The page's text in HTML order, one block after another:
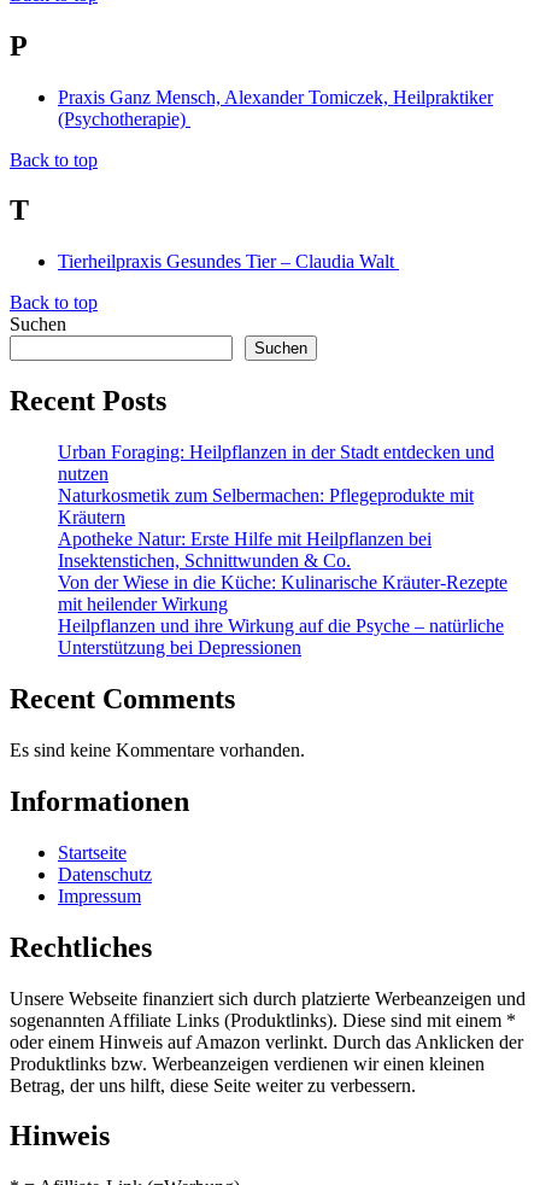
P
Praxis Ganz Mensch, Alexander Tomiczek, Heilpraktiker
(Psychotherapie)
Back to top
T
Tierheilpraxis Gesundes Tier – Claudia Walt
Back to top
Suchen
Suchen
Recent Posts
Urban Foraging: Heilpflanzen in der Stadt entdecken und
nutzen
Naturkosmetik zum Selbermachen: Pflegeprodukte mit
Kräutern
Apotheke Natur: Erste Hilfe mit Heilpflanzen bei
Insektenstichen, Schnittwunden & Co.
Von der Wiese in die Küche: Kulinarische Kräuter-Rezepte
mit heilender Wirkung
Heilpflanzen und ihre Wirkung auf die Psyche – natürliche
Unterstützung bei Depressionen
Recent Comments
Es sind keine Kommentare vorhanden.
Informationen
Startseite
Datenschutz
Impressum
Rechtliches
Unsere Webseite finanziert sich durch platzierte Werbeanzeigen und
sogenannten Affiliate Links (Produktlinks). Diese sind mit einem *
oder einem Hinweis auf Amazon verlinkt. Durch das Anklicken der
Produktlinks bzw. Werbeanzeigen verdienen wir einen kleinen
Betrag, der uns hilft, diese Seite weiter zu verbessern.
Hinweis